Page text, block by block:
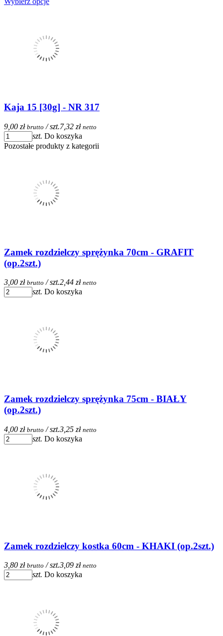
Kaja 15 [30g] - NR 317
9,00 zł brutto / szt.7,32 zł netto
szt. Do koszyka
Pozostałe produkty z kategorii
Zamek rozdzielczy sprężynka 70cm - GRAFIT
(op.2szt.)
3,00 zł brutto / szt.2,44 zł netto
szt. Do koszyka
Zamek rozdzielczy sprężynka 75cm - BIAŁY
(op.2szt.)
4,00 zł brutto / szt.3,25 zł netto
szt. Do koszyka
Zamek rozdzielczy kostka 60cm - KHAKI (op.2szt.)
3,80 zł brutto / szt.3,09 zł netto
szt. Do koszyka